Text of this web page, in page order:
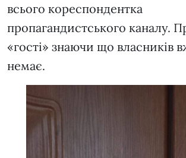
всього кореспондентка
пропагандистського каналу.
«гості» знаючи що власників
немає.